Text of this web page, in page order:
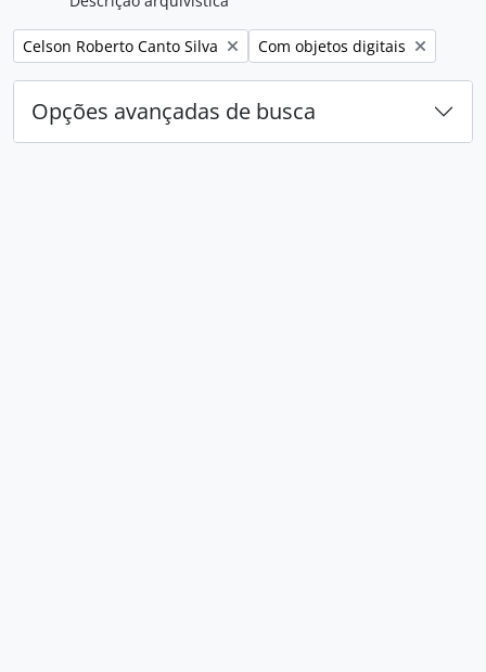
Remover filtro:
Celson Roberto Canto Silva Remover filtro:
Com objetos digitais
Opções avançadas de busca